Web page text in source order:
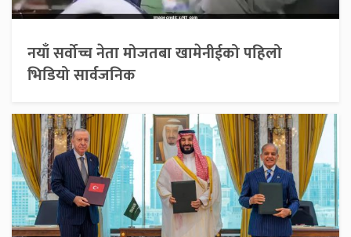
नयाँ सर्वोच्च नेता मोजतबा खामेनीईको पहिलो
भिडियो सार्वजनिक